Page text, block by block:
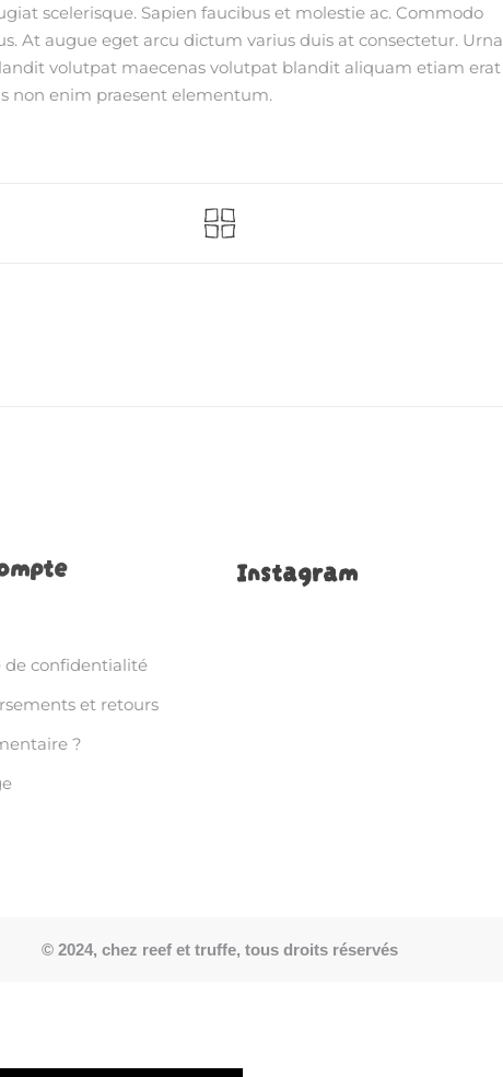
scelerisque. Sapien faucibus et molestie ac. Commodo
At augue eget arcu dictum varius duis at consectetur. Urna
volutpat maecenas volutpat blandit aliquam etiam erat
non enim praesent elementum.
de confidentialité
et retours
?
Instagram
© 2024, chez reef et truffe, tous droits réservés